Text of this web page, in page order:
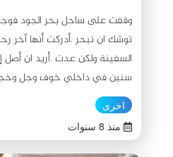
وقفت على ساحل بحر الجود
توشك ان تبحر .أدركت أنها آخر
السفينة ولكن عدت .أريد ان
سنين في داخلي خوف وجل
يقبلني بعد هذا الفراق ؟ هل
أستطيع ان أقدم عذرا مقبولا
رياض الأحلام ؟ على اي غصن
اخرى
منذ 8 سنوات